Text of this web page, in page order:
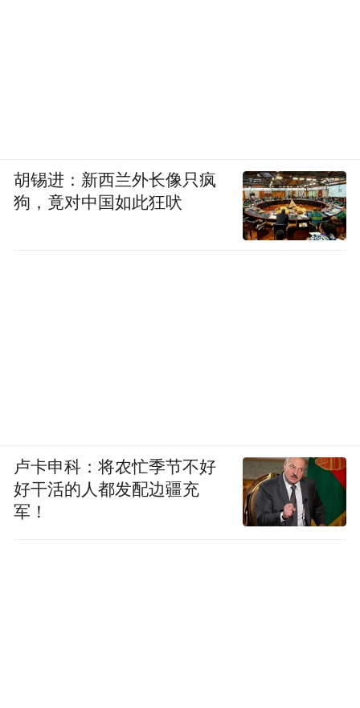
胡锡进：新西兰外长像只疯
狗，竟对中国如此狂吠
卢卡申科：将农忙季节不好
好干活的人都发配边疆充
军！